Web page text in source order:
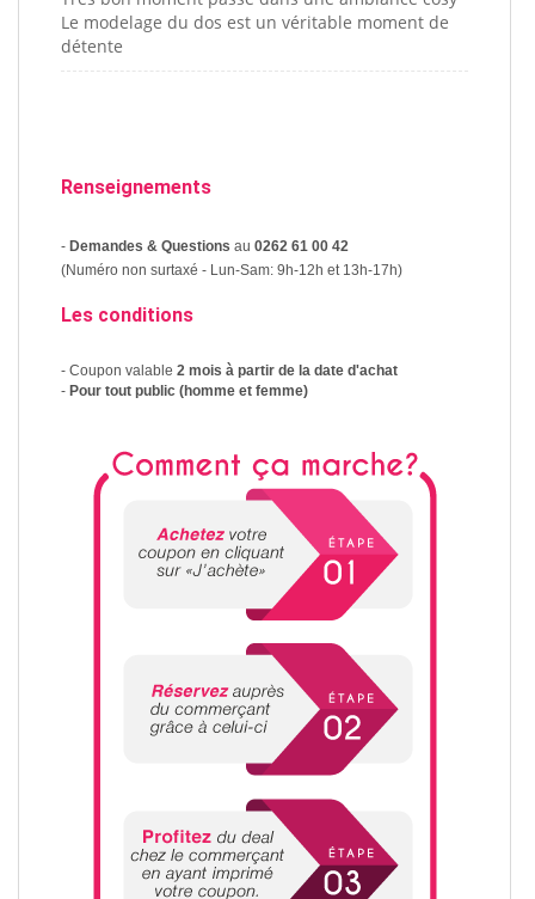
Le modelage du dos est un véritable moment de
détente
Renseignements
- Demandes & Questions au 0262 61 00 42
(Numéro non surtaxé - Lun-Sam: 9h-12h et 13h-17h)
Les conditions
- Coupon valable 2 mois à partir de la date d'achat
- Pour tout public (homme et femme)